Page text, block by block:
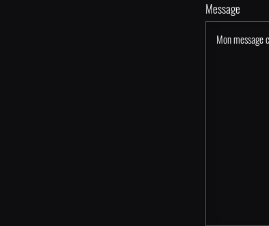
Message